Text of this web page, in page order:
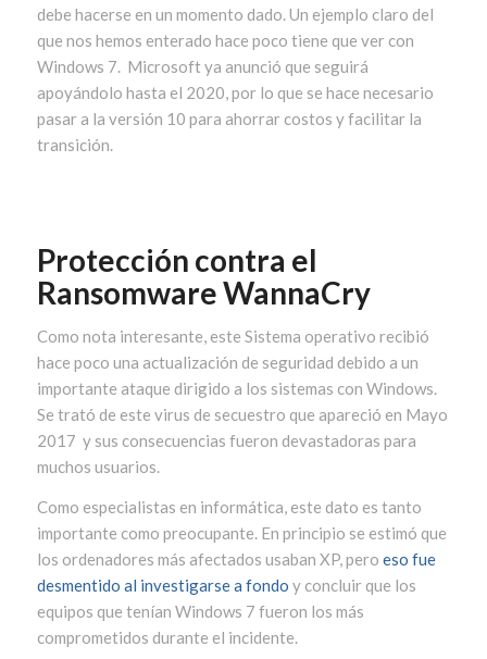
debe hacerse en un momento dado. Un ejemplo claro del
que nos hemos enterado hace poco tiene que ver con
Windows 7. Microsoft ya anunció que seguirá
apoyándolo hasta el 2020, por lo que se hace necesario
pasar a la versión 10 para ahorrar costos y facilitar la
transición.
Protección contra el
Ransomware WannaCry
Como nota interesante, este Sistema operativo recibió
hace poco una actualización de seguridad debido a un
importante ataque dirigido a los sistemas con Windows.
Se trató de este virus de secuestro que apareció en Mayo
2017 y sus consecuencias fueron devastadoras para
muchos usuarios.
Como especialistas en informática, este dato es tanto
importante como preocupante. En principio se estimó que
los ordenadores más afectados usaban XP, pero eso fue
desmentido al investigarse a fondo y concluir que los
equipos que tenían Windows 7 fueron los más
comprometidos durante el incidente.